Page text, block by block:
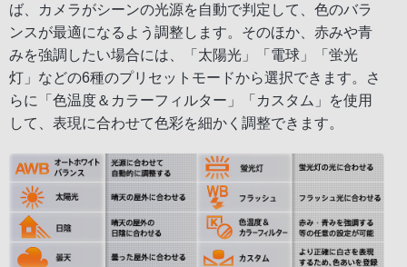
ば、カメラがシーンの光源を自動で判定して、色のバラ
ンスが最適になるよう調整します。そのほか、赤みや青
みを強調したい場合には、「太陽光」「電球」「蛍光
灯」などの6種のプリセットモードから選択できます。さ
らに「色温度＆カラーフィルター」「カスタム」を使用
して、表現に合わせて色彩を細かく調整できます。